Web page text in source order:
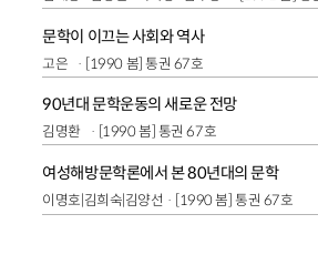
문학이 이끄는 사회와 역사
고은 [1990 봄] 통권 67호
90년대 문학운동의 새로운 전망
김명환 [1990 봄] 통권 67호
여성해방문학론에서 본 80년대의 문학
이명호|김희숙|김양선 [1990 봄] 통권 67호